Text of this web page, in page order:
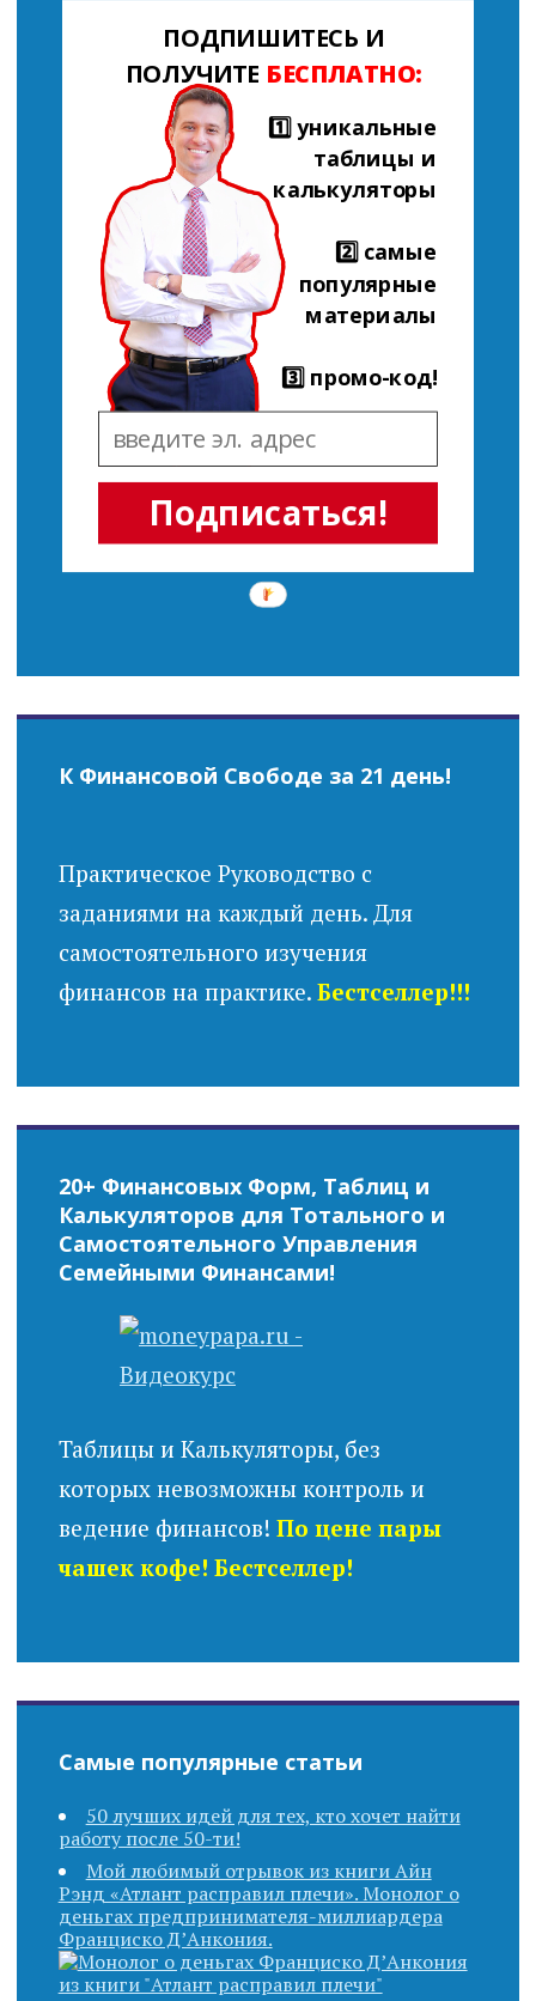
Подписаться!
ПОДПИШИТЕСЬ И
ПОЛУЧИТЕ БЕСПЛАТНО:
1️⃣ уникальные
таблицы и
калькуляторы
2️⃣ самые
популярные
материалы
3️⃣ промо-код!
К Финансовой Свободе за 21 день!
Практическое Руководство с
заданиями на каждый день. Для
самостоятельного изучения
финансов на практике. Бестселлер!!!
20+ Финансовых Форм, Таблиц и
Калькуляторов для Тотального и
Самостоятельного Управления
Семейными Финансами!
Таблицы и Калькуляторы, без
которых невозможны контроль и
ведение финансов! По цене пары
чашек кофе! Бестселлер!
Самые популярные статьи
50 лучших идей для тех, кто хочет найти
работу после 50-ти!
Мой любимый отрывок из книги Айн
Рэнд «Атлант расправил плечи». Монолог о
деньгах предпринимателя-миллиардера
Франциско Д’Анкония.